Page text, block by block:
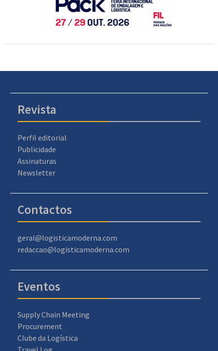
Revista
Perfil editorial
Publicidade
Assinaturas
Newsletter
Contactos
geral@logisticamoderna.com
redaccao@logisticamoderna.com
Eventos
Supply Chain Meeting
Procurement
Clube da Logística